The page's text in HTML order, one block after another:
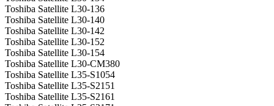
Toshiba Satellite L30-136
Toshiba Satellite L30-140
Toshiba Satellite L30-142
Toshiba Satellite L30-152
Toshiba Satellite L30-154
Toshiba Satellite L30-CM380
Toshiba Satellite L35-S1054
Toshiba Satellite L35-S2151
Toshiba Satellite L35-S2161